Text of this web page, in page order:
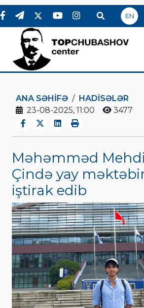
EN
ANA SƏHIFƏ
HADİSƏLƏR
23-08-2025, 11:00
3477
Məhəmməd
Çində yay
iştirak edib